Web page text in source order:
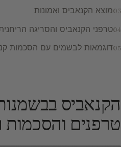
מוצא הקנאביס ואמונות
טרפני הקנאביס והסריגה
דוגמאות לבשמים עם הסכמות
טרפנים והסכמות